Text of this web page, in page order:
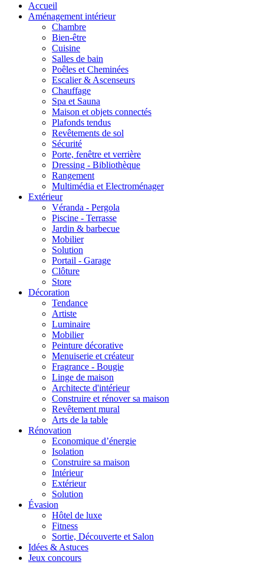
Accueil
Aménagement intérieur
Chambre
Bien-être
Cuisine
Salles de bain
Poêles et Cheminées
Escalier & Ascenseurs
Chauffage
Spa et Sauna
Maison et objets connectés
Plafonds tendus
Revêtements de sol
Sécurité
Porte, fenêtre et verrière
Dressing - Bibliothèque
Rangement
Multimédia et Electroménager
Extérieur
Véranda - Pergola
Piscine - Terrasse
Jardin & barbecue
Mobilier
Solution
Portail - Garage
Clôture
Store
Décoration
Tendance
Artiste
Luminaire
Mobilier
Peinture décorative
Menuiserie et créateur
Fragrance - Bougie
Linge de maison
Architecte d'intérieur
Construire et rénover sa maison
Revêtement mural
Arts de la table
Rénovation
Economique d’énergie
Isolation
Construire sa maison
Intérieur
Extérieur
Solution
Évasion
Hôtel de luxe
Fitness
Sortie, Découverte et Salon
Idées & Astuces
Jeux concours